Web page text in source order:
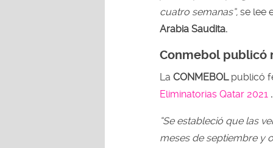
cuatro semanas”, se lee
Arabia Saudita.
Conmebol publicó
La CONMEBOL publicó
Eliminatorias Qatar 2021 .
“Se estableció que las
meses de septiembre y